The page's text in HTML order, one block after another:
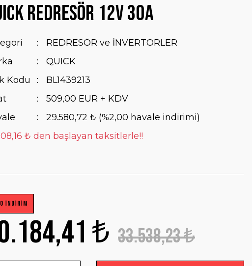
Redresör 12V 30A
REDRESÖR ve İNVERTÖRLER
QUICK
Kodu
BL1439213
509,00 EUR + KDV
29.580,72 ₺ (%2,00 havale indirimi)
₺ den başlayan taksitlerle!!
İNDİRİM
₺ 33.538,23 ₺